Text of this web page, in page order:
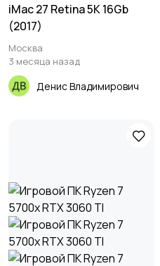
iMac 27 Retina 5K 16Gb
(2017)
Москва
3 месяца назад
Денис Владимирович